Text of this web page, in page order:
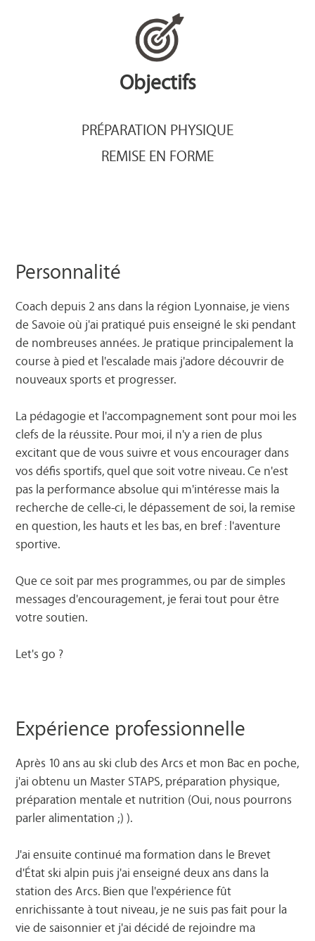
Objectifs
PRÉPARATION PHYSIQUE
REMISE EN FORME
Personnalité
Coach depuis 2 ans dans la région Lyonnaise, je viens
de Savoie où j'ai pratiqué puis enseigné le ski pendant
de nombreuses années. Je pratique principalement la
course à pied et l'escalade mais j'adore découvrir de
nouveaux sports et progresser.
La pédagogie et l'accompagnement sont pour moi les
clefs de la réussite. Pour moi, il n'y a rien de plus
excitant que de vous suivre et vous encourager dans
vos défis sportifs, quel que soit votre niveau. Ce n'est
pas la performance absolue qui m'intéresse mais la
recherche de celle-ci, le dépassement de soi, la remise
en question, les hauts et les bas, en bref : l'aventure
sportive.
Que ce soit par mes programmes, ou par de simples
messages d'encouragement, je ferai tout pour être
votre soutien.
Let's go ?
Expérience professionnelle
Après 10 ans au ski club des Arcs et mon Bac en poche,
j'ai obtenu un Master STAPS, préparation physique,
préparation mentale et nutrition (Oui, nous pourrons
parler alimentation ;) ).
J'ai ensuite continué ma formation dans le Brevet
d'État ski alpin puis j'ai enseigné deux ans dans la
station des Arcs. Bien que l'expérience fût
enrichissante à tout niveau, je ne suis pas fait pour la
vie de saisonnier et j'ai décidé de rejoindre ma